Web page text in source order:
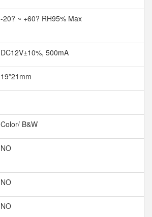
-20? ~ +60? RH95% Max
DC12V±10%, 500mA
19*21mm
Color/ B&W
NO
NO
NO